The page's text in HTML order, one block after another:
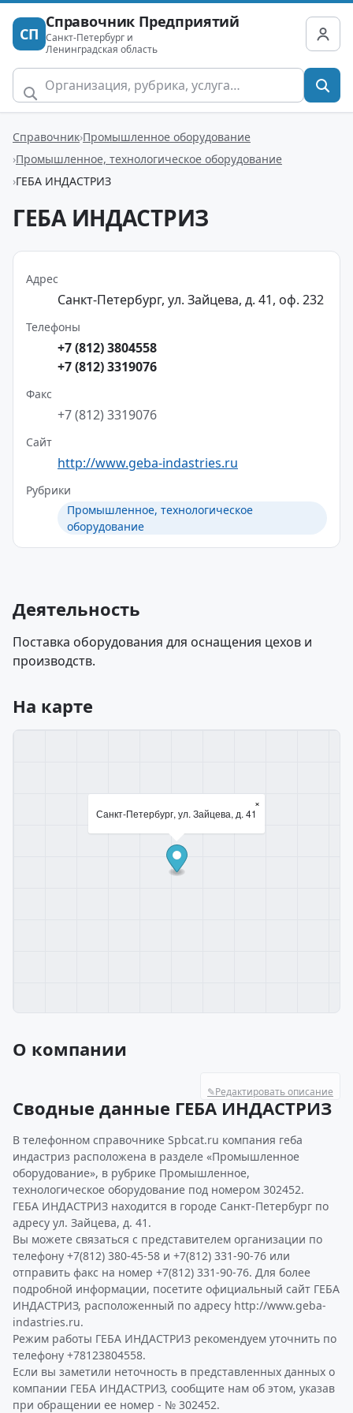
СП
Справочник Предприятий
Санкт-Петербург и
Ленинградская область
Справочник Промышленное оборудование
Промышленное, технологическое оборудование
ГЕБА ИНДАСТРИЗ
ГЕБА ИНДАСТРИЗ
Адрес
Санкт-Петербург, ул. Зайцева, д. 41, оф. 232
Телефоны
+7 (812) 3804558
+7 (812) 3319076
Факс
+7 (812) 3319076
Сайт
http://www.geba-indastries.ru
Рубрики
Промышленное, технологическое
оборудование
Деятельность
Поставка оборудования для оснащения цехов и
производств.
На карте
Санкт-Петербург, ул. Зайцева, д. 41
×
О компании
✎Редактировать описание
Сводные данные ГЕБА ИНДАСТРИЗ
В телефонном справочнике Spbcat.ru компания геба
индастриз расположена в разделе «Промышленное
оборудование», в рубрике Промышленное,
технологическое оборудование под номером 302452.
ГЕБА ИНДАСТРИЗ находится в городе Санкт-Петербург по
адресу ул. Зайцева, д. 41.
Вы можете связаться с представителем организации по
телефону +7(812) 380-45-58 и +7(812) 331-90-76 или
отправить факс на номер +7(812) 331-90-76. Для более
подробной информации, посетите официальный сайт ГЕБА
ИНДАСТРИЗ, расположенный по адресу http://www.geba-
indastries.ru.
Режим работы ГЕБА ИНДАСТРИЗ рекомендуем уточнить по
телефону +78123804558.
Если вы заметили неточность в представленных данных о
компании ГЕБА ИНДАСТРИЗ, сообщите нам об этом, указав
при обращении ее номер - № 302452.